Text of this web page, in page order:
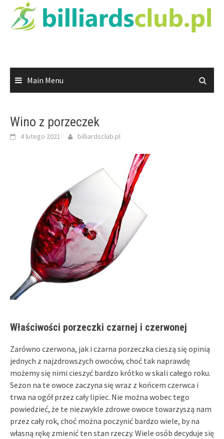
content
Main Menu
Wino z porzeczek
4 lutego 2021 billiardsclub.pl
Właściwości porzeczki czarnej i czerwonej
Zarówno czerwona, jak i czarna porzeczka cieszą się opinią
jednych z najzdrowszych owoców, choć tak naprawdę
możemy się nimi cieszyć bardzo krótko w skali całego roku.
Sezon na te owoce zaczyna się wraz z końcem czerwca i
trwa na ogół przez cały lipiec. Nie można wobec tego
powiedzieć, że te niezwykle zdrowe owoce towarzyszą nam
przez cały rok, choć można poczynić bardzo wiele, by na
własną rękę zmienić ten stan rzeczy. Wiele osób decyduje się